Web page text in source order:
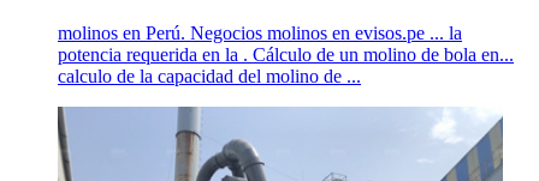
molinos en Perú. Negocios molinos en evisos.pe ... la
potencia requerida en la . Cálculo de un molino de bola en...
calculo de la capacidad del molino de ...